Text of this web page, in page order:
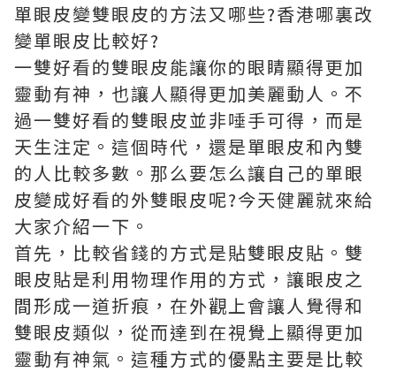
單眼皮變雙眼皮的方法又哪些?香港哪裏改
變單眼皮比較好?
一雙好看的雙眼皮能讓你的眼睛顯得更加
靈動有神，也讓人顯得更加美麗動人。不
過一雙好看的雙眼皮並非唾手可得，而是
天生注定。這個時代，還是單眼皮和內雙
的人比較多數。那么要怎么讓自己的單眼
皮變成好看的外雙眼皮呢?今天健麗就來給
大家介紹一下。
首先，比較省錢的方式是貼雙眼皮貼。雙
眼皮貼是利用物理作用的方式，讓眼皮之
間形成一道折痕，在外觀上會讓人覺得和
雙眼皮類似，從而達到在視覺上顯得更加
靈動有神氣。這種方式的優點主要是比較